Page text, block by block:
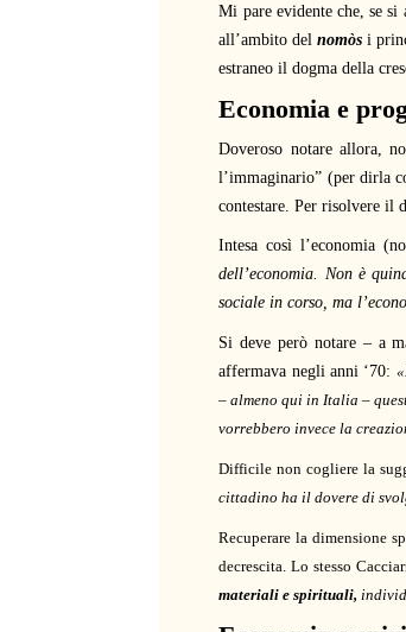
Mi pare evidente che, se
all’ambito delnomòs i
estraneo il dogma della
Economia e
Doveroso notare allora,
l’immaginario” (per dirla
contestare. Per risolvere il
Intesa così l’economia
dell’economia. Non è
sociale in corso, ma
Si deve però notare – a
affermava negli anni ‘70:
– almeno qui in Italia –
vorrebbero invece la
Difficile non cogliere la
cittadino ha il dovere di
Recuperare la dimensione
decrescita. Lo stesso
materiali e spirituali,